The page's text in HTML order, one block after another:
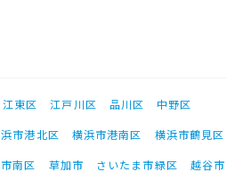
江東区 江戸川区 品川区
中野区
市港北区 横浜市港南区 横浜市鶴見区
南区 草加市 さいたま市緑区
越谷市